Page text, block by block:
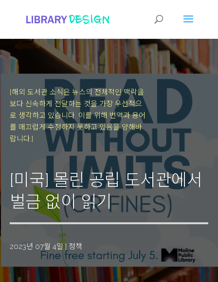
[해외 도서관 소식은 뉴스의 전체적인 맥락을
보다 신속하게 전달하는 것을 가장 우선적으
로 생각하고 있습니다. 이를 위해 번역과 용어
를 매끄럽게 수정하지 못하고 있음을 양해바
랍니다.]
[미국] 몰린 공립 도서관에서
벌금 없이 읽기
2023년 07월 4일| 정책